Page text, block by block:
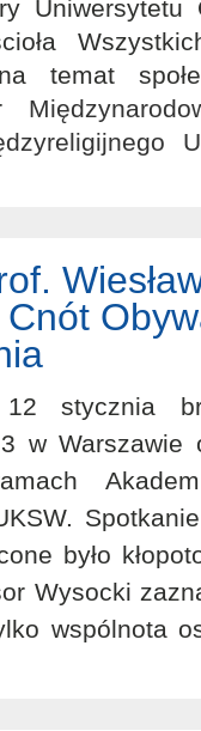
temat
stycznia
w Warszawie
było
Wysocki
wspólnota